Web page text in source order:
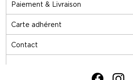
Paiement & Livraison
Carte adhérent
Contact